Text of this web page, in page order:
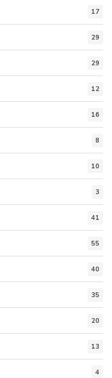
17
29
29
12
16
8
10
3
41
55
40
35
20
13
4